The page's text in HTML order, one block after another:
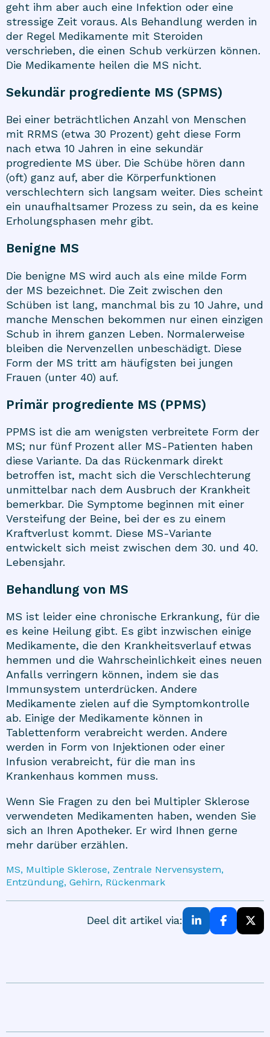
geht ihm aber auch eine Infektion oder eine
stressige Zeit voraus. Als Behandlung werden in
der Regel Medikamente mit Steroiden
verschrieben, die einen Schub verkürzen können.
Die Medikamente heilen die MS nicht.
Sekundär progrediente MS (SPMS)
Bei einer beträchtlichen Anzahl von Menschen
mit RRMS (etwa 30 Prozent) geht diese Form
nach etwa 10 Jahren in eine sekundär
progrediente MS über. Die Schübe hören dann
(oft) ganz auf, aber die Körperfunktionen
verschlechtern sich langsam weiter. Dies scheint
ein unaufhaltsamer Prozess zu sein, da es keine
Erholungsphasen mehr gibt.
Benigne MS
Die benigne MS wird auch als eine milde Form
der MS bezeichnet. Die Zeit zwischen den
Schüben ist lang, manchmal bis zu 10 Jahre, und
manche Menschen bekommen nur einen einzigen
Schub in ihrem ganzen Leben. Normalerweise
bleiben die Nervenzellen unbeschädigt. Diese
Form der MS tritt am häufigsten bei jungen
Frauen (unter 40) auf.
Primär progrediente MS (PPMS)
PPMS ist die am wenigsten verbreitete Form der
MS; nur fünf Prozent aller MS-Patienten haben
diese Variante. Da das Rückenmark direkt
betroffen ist, macht sich die Verschlechterung
unmittelbar nach dem Ausbruch der Krankheit
bemerkbar. Die Symptome beginnen mit einer
Versteifung der Beine, bei der es zu einem
Kraftverlust kommt. Diese MS-Variante
entwickelt sich meist zwischen dem 30. und 40.
Lebensjahr.
Behandlung von MS
MS ist leider eine chronische Erkrankung, für die
es keine Heilung gibt. Es gibt inzwischen einige
Medikamente, die den Krankheitsverlauf etwas
hemmen und die Wahrscheinlichkeit eines neuen
Anfalls verringern können, indem sie das
Immunsystem unterdrücken. Andere
Medikamente zielen auf die Symptomkontrolle
ab. Einige der Medikamente können in
Tablettenform verabreicht werden. Andere
werden in Form von Injektionen oder einer
Infusion verabreicht, für die man ins
Krankenhaus kommen muss.
Wenn Sie Fragen zu den bei Multipler Sklerose
verwendeten Medikamenten haben, wenden Sie
sich an Ihren Apotheker. Er wird Ihnen gerne
mehr darüber erzählen.
MS, Multiple Sklerose, Zentrale Nervensystem,
Entzündung, Gehirn, Rückenmark
Deel dit artikel via: